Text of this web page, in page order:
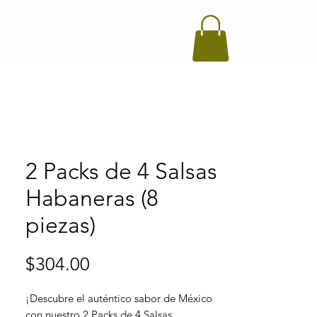
2 Packs de 4 Salsas
Habaneras (8
piezas)
$304.00
¡Descubre el auténtico sabor de México